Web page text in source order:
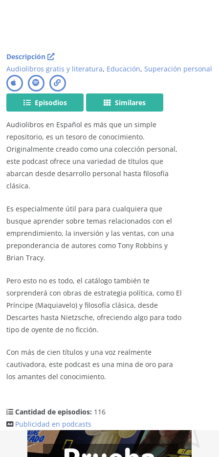
Descripción
Audiolibros gratis y literatura, Educación,Superación personal
Episodios Similares
Audiolibros en Español es más que un simple
repositorio, es un tesoro de conocimiento.
Originalmente creado como una colección personal,
este podcast ofrece una variedad de títulos que
abarcan desde desarrollo personal hasta filosofía
clásica.
Es especialmente útil para para cualquiera que
busque aprender sobre temas relacionados con el
emprendimiento, la inversión y las ventas, con una
preponderancia de autores como Tony Robbins y
Brian Tracy.
Pero esto no es todo, el catálogo también te
sorprenderá con obras de estrategia política, como El
Príncipe (Maquiavelo) y filosofía clásica, desde
Descartes hasta Nietzsche, ofreciendo algo para todo
tipo de oyente de no ficción.
Con más de cien títulos y una voz realmente
cautivadora, este podcast es una mina de oro para
los amantes del conocimiento.
Cantidad de episodios: 116
Publicidad en podcasts